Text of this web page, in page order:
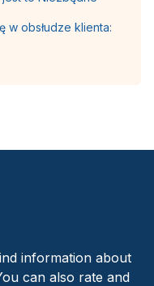
w obsłudze klienta:
information about
can also rate and